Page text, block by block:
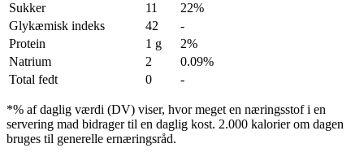
Sukker
11
22%
Glykæmisk indeks
42
-
Protein
1 g
2%
Natrium
2
0.09%
Total fedt
0 -
*% af daglig værdi (DV) viser, hvor meget en næringsstof i en
servering mad bidrager til en daglig kost. 2.000 kalorier om dagen
bruges til generelle ernæringsråd.